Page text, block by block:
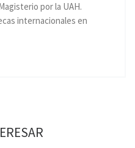
por la UAH.
internacionales en